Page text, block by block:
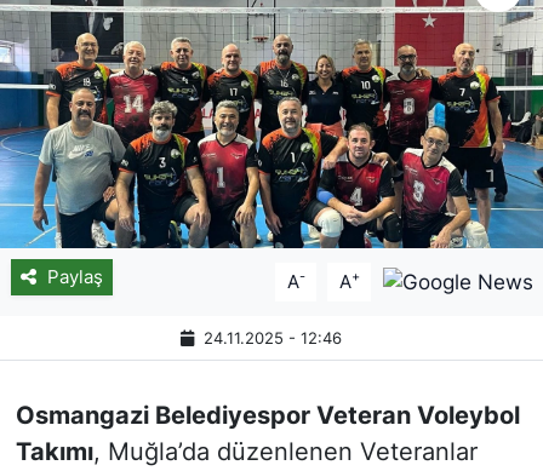
Paylaş A- A+
24.11.2025 - 12:46
Osmangazi Belediyespor Veteran Voleybol
Takımı, Muğla’da düzenlenen Veteranlar